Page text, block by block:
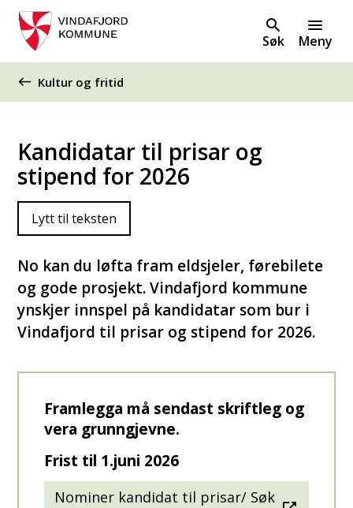
Søk Meny
Du er her:
Kultur og fritid
Kandidatar til prisar og
stipend for 2026
Lytt til teksten
No kan du løfta fram eldsjeler, førebilete
og gode prosjekt. Vindafjord kommune
ynskjer innspel på kandidatar som bur i
Vindafjord til prisar og stipend for 2026.
Framlegga må sendast skriftleg og
vera grunngjevne.
Frist til 1.juni 2026
Nominer kandidat til prisar/ Søk